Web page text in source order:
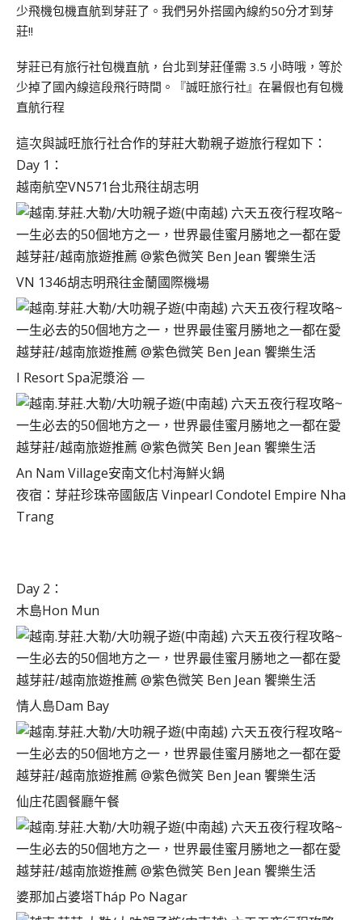
少飛機包機直航到芽莊了。我們另外搭國內線約50分才到芽
莊!!
芽莊已有旅行社包機直航，台北到芽莊僅需 3.5 小時哦，等於
少掉了國內線這段飛行時間。『誠旺旅行社』在暑假也有包機
直航行程
這次與誠旺旅行社合作的芽莊大勒親子遊旅行程如下：
Day 1：
越南航空VN571台北飛往胡志明
VN 1346胡志明飛往金蘭國際機場
I Resort Spa泥漿浴 —
An Nam Village安南文化村海鮮火鍋
夜宿：芽莊珍珠帝國飯店 Vinpearl Condotel Empire Nha
Trang‎
Day 2：
木島Hon Mun
情人島Dam Bay
仙庄花園餐廳午餐
婆那加占婆塔Tháp Po Nagar